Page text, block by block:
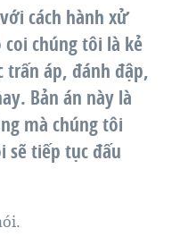
cách hành xử
chúng tôi là kẻ
áp, đánh đập,
Bản án này là
mà chúng tôi
sẽ tiếp tục đấu